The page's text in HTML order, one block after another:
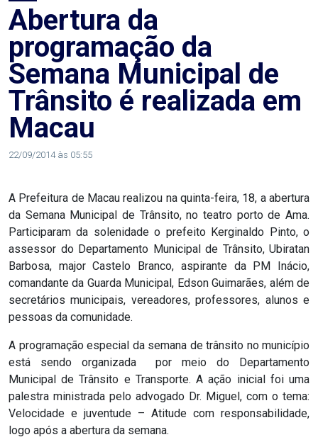
ALEGRIA
ALRN
ANIVERSARIANTE
ARTICULAÇÃO
PARLAMENTAR
ARTIGO
ASSEMBLEIA
DO
RN
ASSEMBLEIA
E
VOCÊ
ASSEMBLEIA
LEGISLATIVA
Abertura da
programação da
Semana Municipal de
Trânsito é realizada em
Macau
22/09/2014 às 05:55
A Prefeitura de Macau realizou na quinta-feira, 18, a abertura
da Semana Municipal de Trânsito, no teatro porto de Ama.
Participaram da solenidade o prefeito Kerginaldo Pinto, o
assessor do Departamento Municipal de Trânsito, Ubiratan
Barbosa, major Castelo Branco, aspirante da PM Inácio,
comandante da Guarda Municipal, Edson Guimarães, além de
secretários municipais, vereadores, professores, alunos e
pessoas da comunidade.
A programação especial da semana de trânsito no município
está sendo organizada por meio do Departamento
Municipal de Trânsito e Transporte. A ação inicial foi uma
palestra ministrada pelo advogado Dr. Miguel, com o tema:
Velocidade e juventude – Atitude com responsabilidade,
logo após a abertura da semana.